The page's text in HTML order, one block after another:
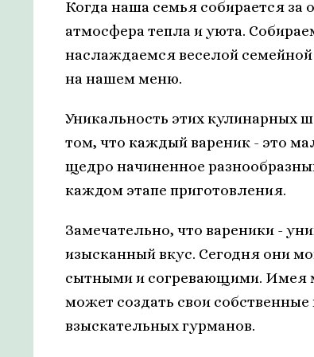
Когда наша семья собирается
атмосфера тепла и уюта.
наслаждаемся веселой семейной
на нашем меню.
Уникальность этих кулинарных
том, что каждый вареник - это
щедро начиненное
каждом этапе приготовления.
Замечательно, что вареники -
изысканный вкус. Сегодня они
сытными и согревающими. Имея
может создать свои
взыскательных гурманов.